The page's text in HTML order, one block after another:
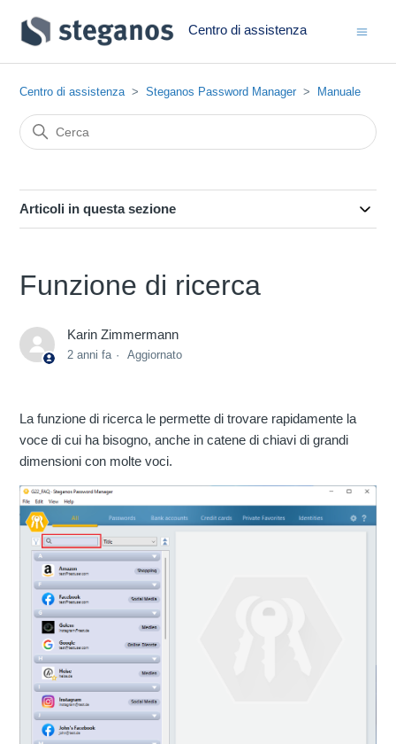
Centro di assistenza
Centro di assistenza Steganos Password Manager Manuale
Articoli in questa sezione
Funzione di ricerca
Karin Zimmermann
2 anni fa Aggiornato
La funzione di ricerca le permette di trovare rapidamente la
voce di cui ha bisogno, anche in catene di chiavi di grandi
dimensioni con molte voci.